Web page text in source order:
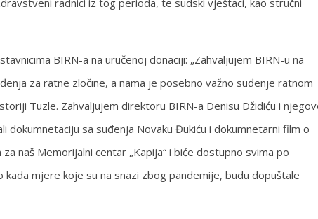
radnici iz tog perioda, te sudski vještaci, kao stručni
BIRN-a na uručenoj donaciji: „Zahvaljujem BIRN-u na
za ratne zločine, a nama je posebno važno suđenje ratnom
Tuzle. Zahvaljujem direktoru BIRN-a Denisu Džidiću i
dokumnetaciju sa suđenja Novaku Đukiću i dokumnetarni film o
naš Memorijalni centar „Kapija“ i biće dostupno svima po
mjere koje su na snazi zbog pandemije, budu dopuštale